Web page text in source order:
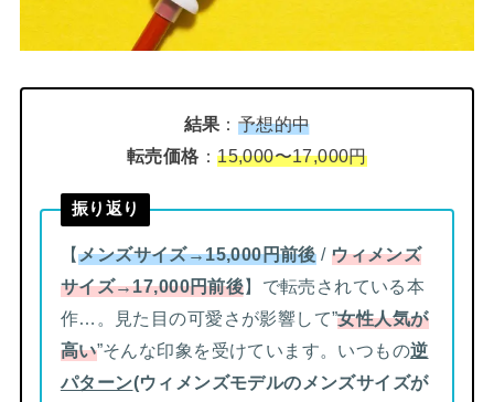
結果 ： 予想的中
転売価格 ：15,000〜17,000円
振り返り
【メンズサイズ→15,000円前後/ ウィメンズ
サイズ→17,000円前後】で転売されている本
作…。見た目の可愛さが影響して”女性人気が
高い”そんな印象を受けています。いつもの逆
パターン(ウィメンズモデルのメンズサイズが